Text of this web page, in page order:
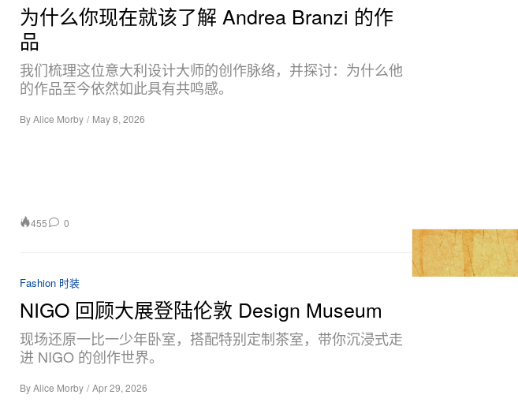
为什么你现在就该了解 Andrea Branzi 的作
品
我们梳理这位意大利设计大师的创作脉络，并探讨：为什么他
的作品至今依然如此具有共鸣感。
ByAlice Morby / May 8, 2026
455 0
Fashion 时装
NIGO 回顾大展登陆伦敦 Design Museum
现场还原一比一少年卧室，搭配特别定制茶室，带你沉浸式走
进 NIGO 的创作世界。
ByAlice Morby / Apr 29, 2026